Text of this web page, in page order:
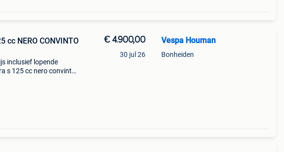
cc NERO CONVINTO
inclusief lopende
s 125 cc nero convinto
€ 4.900,00
30 jul 26
Vespa Houman
Bonheiden